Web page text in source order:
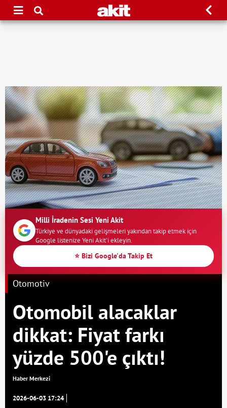
Milli İradenin Sesi Yeni Akit
Türkiye ve dünyadaki gelişmeleri yakından takip etmek için
Google listenize Yeni Akit'i ekleyin.
⭐ Bizi Google'da Takip Et
Otomotiv
Otomobil alacaklar
dikkat: Fiyat farkı
yüzde 500'e çıktı!
Haber Merkezi
2026-06-03 17:24